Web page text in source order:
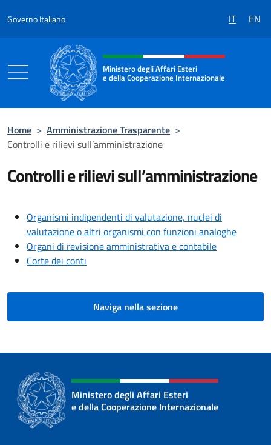
Governo Italiano IT EN
Intestazione sito, social e menù
Ministero degli Affari Esteri
e della Cooperazione Internazionale
Home > Amministrazione Trasparente >
Controlli e rilievi sull’amministrazione
Controlli e rilievi sull’amministrazione
Organismi indipendenti di valutazione, nuclei di
valutazione o altri organismi con funzioni analoghe
Organi di revisione amministrativa e contabile
Corte dei conti
Naviga nella sezione
Ministero degli Affari Esteri
e della Cooperazione Internazionale